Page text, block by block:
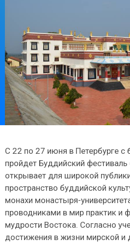
С 22 по 27 июня в Петербурге
пройдет Буддийский
открывает для широкой
пространство буддийской
монахи монастыря-
проводниками в мир практик и
мудрости Востока. Согласно
достижения в жизни мирской и